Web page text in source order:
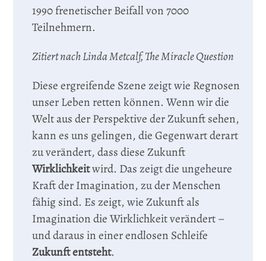
1990 frenetischer Beifall von 7000
Teilnehmern.
Zitiert nach Linda Metcalf, The Miracle Question
Diese ergreifende Szene zeigt wie Regnosen
unser Leben retten können. Wenn wir die
Welt aus der Perspektive der Zukunft sehen,
kann es uns gelingen, die Gegenwart derart
zu verändert, dass diese Zukunft
Wirklichkeitwird. Das zeigt die ungeheure
Kraft der Imagination, zu der Menschen
fähig sind. Es zeigt, wie Zukunft als
Imagination die Wirklichkeit verändert –
und daraus in einer endlosen Schleife
Zukunft entsteht.